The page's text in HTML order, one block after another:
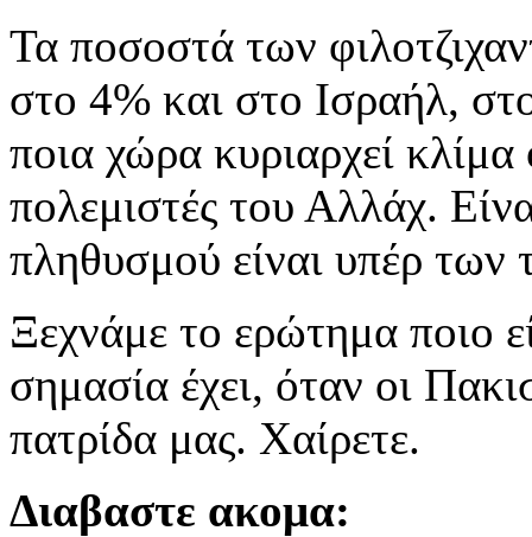
Τα ποσοστά των
στο 4% και στο Ισραήλ,
ποια χώρα κυριαρχεί κλίμα
πολεμιστές του Αλλάχ.
πληθυσμού είναι υπέρ των
Ξεχνάμε το ερώτημα ποιο
σημασία έχει, όταν οι
πατρίδα μας. Χαίρετε.
Διαβαστε ακομα: